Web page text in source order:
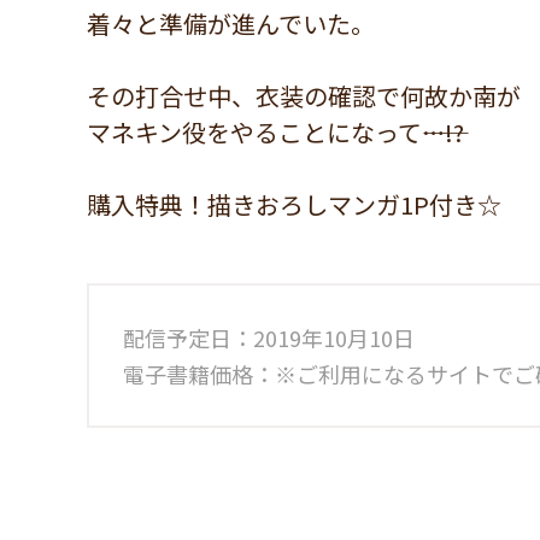
着々と準備が進んでいた。
その打合せ中、衣装の確認で何故か南が
マネキン役をやることになって――…!?
購入特典！描きおろしマンガ1P付き☆
配信予定日：2019年10月10日
電子書籍価格：※ご利用になるサイトでご